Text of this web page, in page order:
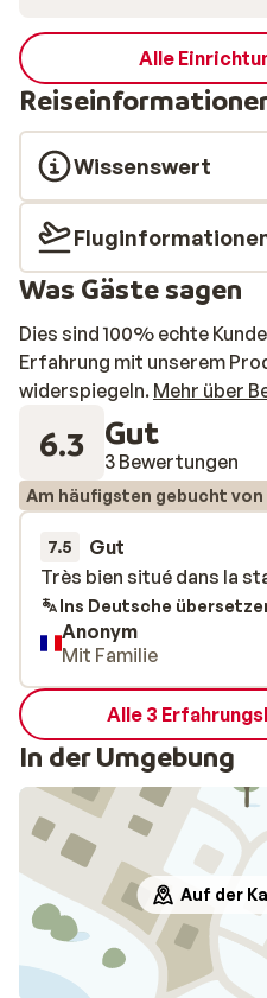
Alle
Wissenswert
Was Gäste sagen
Dies sind 100% echte
Erfahrung mit unserem
widerspiegeln. Mehr über
6.3 Gut
3 Bewertungen
Am häufigsten gebucht
7.5 Gut
Très bien situé dans la
Très bien situé dans la
Ins Deutsche
Anonym
Mit Familie
Alle 3
In der Umgebung
Auf der